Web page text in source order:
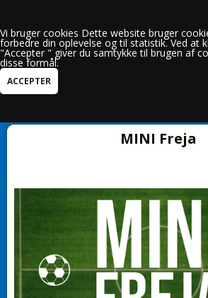
MINI Freja
Vi bruger cookies Dette website bruger
forbedre din oplevelse og til statistik. Ved at
"Accepter " giver du samtykke til brugen af
disse formål.